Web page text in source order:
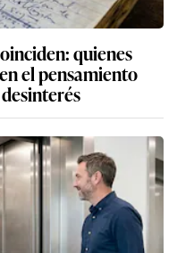
quienes
el pensamiento